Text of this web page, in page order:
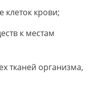
клеток крови;
к местам
тканей организма,